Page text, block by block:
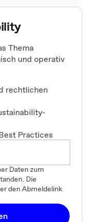
Thema
und operativ
rechtlichen
Practices
Daten zum
Die
den Abmeldelink